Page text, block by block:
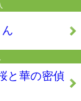
と華の密偵